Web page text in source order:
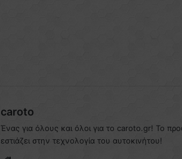
caroto
Ένας για όλους και όλοι για το caroto.gr! Το
εστιάζει στην τεχνολογία του αυτοκινήτου!